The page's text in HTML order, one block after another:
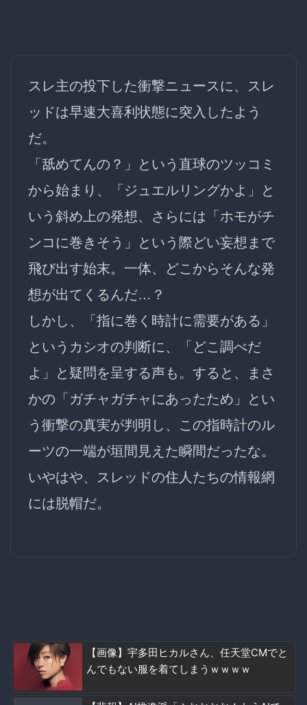
スレ主の投下した衝撃ニュースに、スレ
ッドは早速大喜利状態に突入したよう
だ。
「舐めてんの？」という直球のツッコミ
から始まり、「ジュエルリングかよ」と
いう斜め上の発想、さらには「ホモがチ
ンコに巻きそう」という 際どい妄想 まで
飛び出す始末。一体、どこからそんな発
想が出てくるんだ…？
しかし、「指に巻く時計に需要がある」
というカシオの判断に、「どこ調べだ
よ」と疑問を呈する声も。すると、まさ
かの「ガチャガチャにあったため」とい
う 衝撃の真実が判明し、この指時計のル
ーツの一端が垣間見えた瞬間だったな。
いやはや、スレッドの住人たちの情報網
には脱帽だ。
【画像】宇多田ヒカルさん、任天堂CMでと
んでもない服を着てしまうｗｗｗｗ